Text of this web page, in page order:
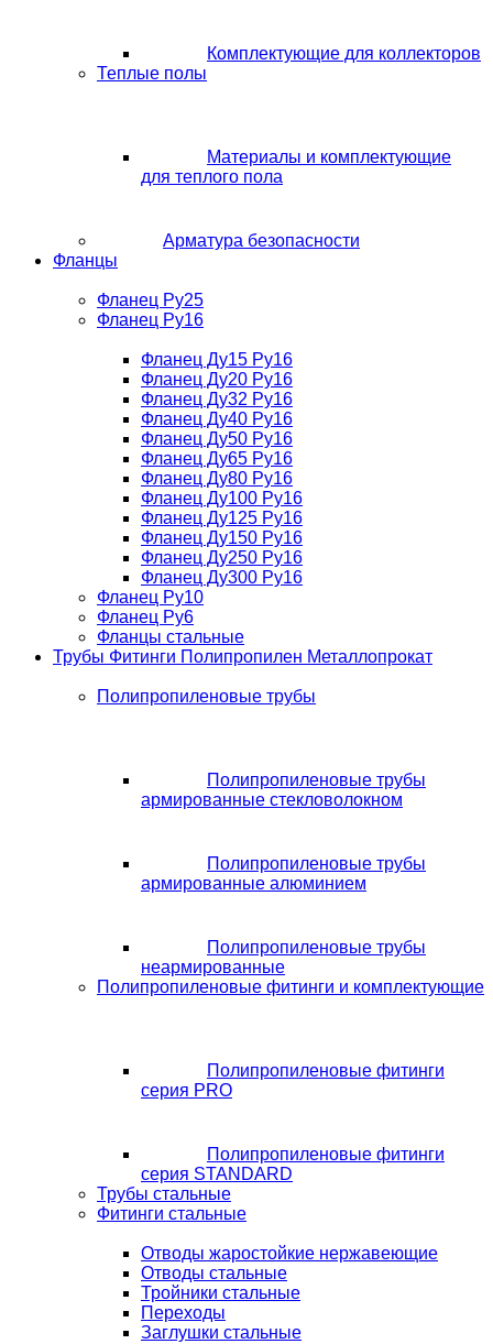
Комплектующие для коллекторов
Теплые полы
Материалы и комплектующие
для теплого пола
Арматура безопасности
Фланцы
Фланец Ру25
Фланец Ру16
Фланец Ду15 Ру16
Фланец Ду20 Ру16
Фланец Ду32 Ру16
Фланец Ду40 Ру16
Фланец Ду50 Ру16
Фланец Ду65 Ру16
Фланец Ду80 Ру16
Фланец Ду100 Ру16
Фланец Ду125 Ру16
Фланец Ду150 Ру16
Фланец Ду250 Ру16
Фланец Ду300 Ру16
Фланец Ру10
Фланец Ру6
Фланцы стальные
Трубы Фитинги Полипропилен Металлопрокат
Полипропиленовые трубы
Полипропиленовые трубы
армированные стекловолокном
Полипропиленовые трубы
армированные алюминием
Полипропиленовые трубы
неармированные
Полипропиленовые фитинги и комплектующие
Полипропиленовые фитинги
серия PRO
Полипропиленовые фитинги
серия STANDARD
Трубы стальные
Фитинги стальные
Отводы жаростойкие нержавеющие
Отводы стальные
Тройники стальные
Переходы
Заглушки стальные